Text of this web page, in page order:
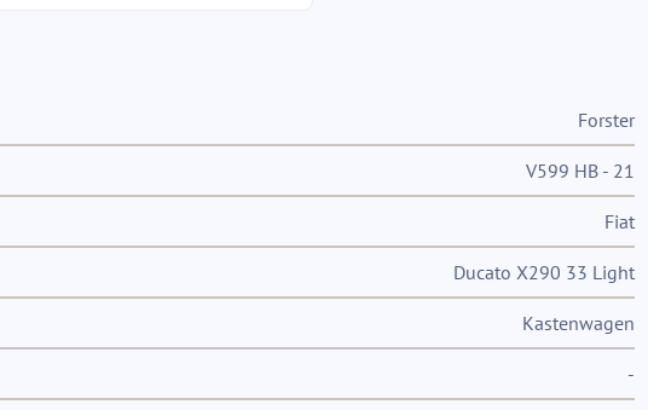
Forster
V599 HB - 21
Fiat
Ducato X290 33 Light
Kastenwagen
-